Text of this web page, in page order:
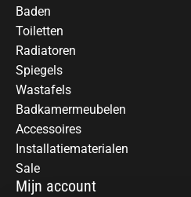
Baden
Toiletten
Radiatoren
Spiegels
Wastafels
Badkamermeubelen
Accessoires
Installatiematerialen
Sale
Mijn account